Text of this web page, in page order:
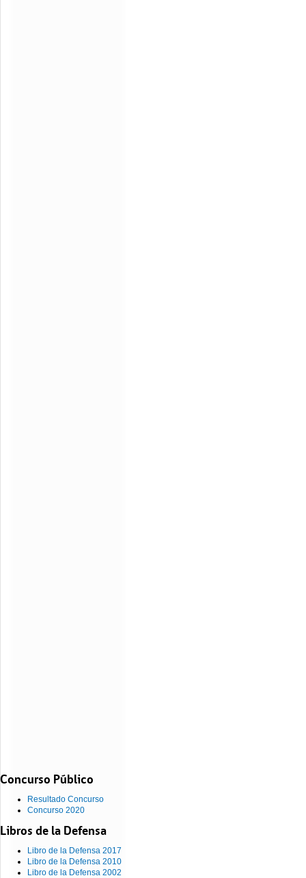
Concurso Público
Resultado Concurso
Concurso 2020
Libros de la Defensa
Libro de la Defensa 2017
Libro de la Defensa 2010
Libro de la Defensa 2002